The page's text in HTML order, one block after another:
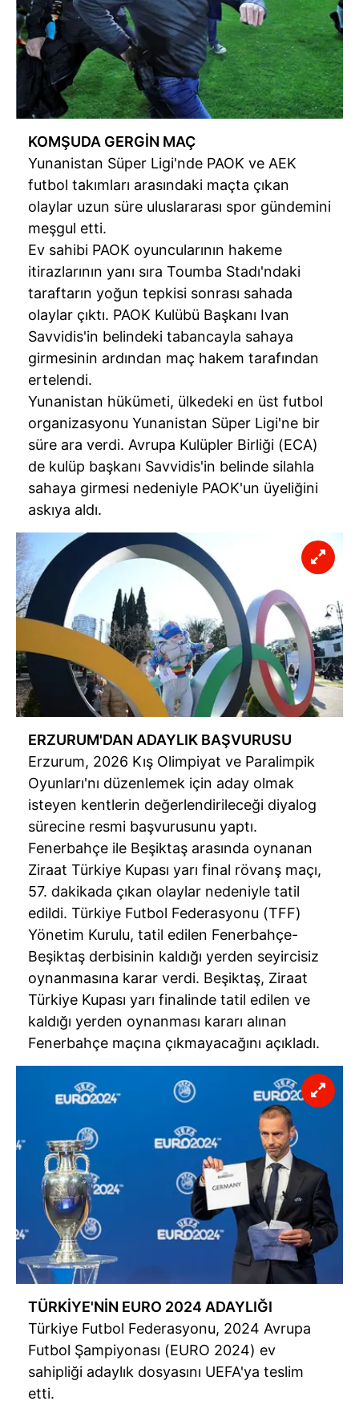
KOMŞUDA GERGİN MAÇ
Yunanistan Süper Ligi'nde PAOK ve AEK
futbol takımları arasındaki maçta çıkan
olaylar uzun süre uluslararası spor gündemini
meşgul etti.
Ev sahibi PAOK oyuncularının hakeme
itirazlarının yanı sıra Toumba Stadı'ndaki
taraftarın yoğun tepkisi sonrası sahada
olaylar çıktı. PAOK Kulübü Başkanı Ivan
Savvidis'in belindeki tabancayla sahaya
girmesinin ardından maç hakem tarafından
ertelendi.
Yunanistan hükümeti, ülkedeki en üst futbol
organizasyonu Yunanistan Süper Ligi'ne bir
süre ara verdi. Avrupa Kulüpler Birliği (ECA)
de kulüp başkanı Savvidis'in belinde silahla
sahaya girmesi nedeniyle PAOK'un üyeliğini
askıya aldı.
ERZURUM'DAN ADAYLIK BAŞVURUSU
Erzurum, 2026 Kış Olimpiyat ve Paralimpik
Oyunları'nı düzenlemek için aday olmak
isteyen kentlerin değerlendirileceği diyalog
sürecine resmi başvurusunu yaptı.
Fenerbahçe ile Beşiktaş arasında oynanan
Ziraat Türkiye Kupası yarı final rövanş maçı,
57. dakikada çıkan olaylar nedeniyle tatil
edildi. Türkiye Futbol Federasyonu (TFF)
Yönetim Kurulu, tatil edilen Fenerbahçe-
Beşiktaş derbisinin kaldığı yerden seyircisiz
oynanmasına karar verdi. Beşiktaş, Ziraat
Türkiye Kupası yarı finalinde tatil edilen ve
kaldığı yerden oynanması kararı alınan
Fenerbahçe maçına çıkmayacağını açıkladı.
TÜRKİYE'NİN EURO 2024 ADAYLIĞI
Türkiye Futbol Federasyonu, 2024 Avrupa
Futbol Şampiyonası (EURO 2024) ev
sahipliği adaylık dosyasını UEFA'ya teslim
etti.